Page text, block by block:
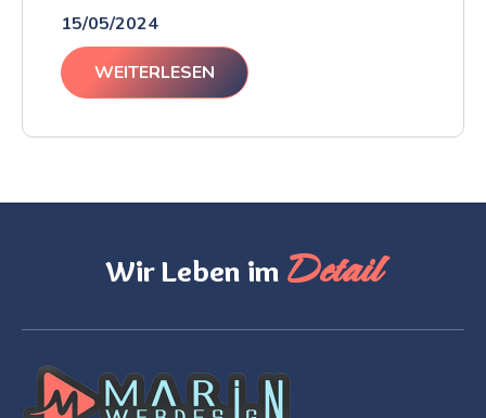
15/05/2024
WEITERLESEN
Wir Leben im Detail